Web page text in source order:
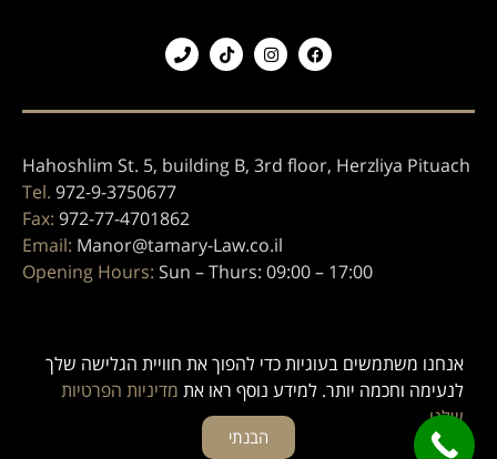
Hahoshlim St. 5, building B, 3rd floor, Herzliya Pituach
Tel. 972-9-3750677
Fax: 972-77-4701862
Email: Manor@tamary-Law.co.il
Opening Hours: Sun – Thurs: 09:00 – 17:00
הצהרת נגישות
מדיניות פרטיות
© כל הזכויות שמורות לתמרי עורכי דין
אנחנו משתמשים בעוגיות כדי להפוך את חוויית הגלישה שלך
לנעימה וחכמה יותר. למידע נוסף ראו את מדיניות הפרטיות
שלנו.
הבנתי